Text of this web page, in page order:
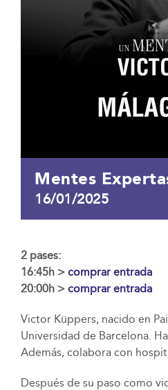
Mentes
16/01/2025
2 pases:
16:45h > comprar entrada
20:00h > comprar entrada
Victor Küppers, nacido en
Universidad de Barcelona.
Además, colabora con
Después de su paso como